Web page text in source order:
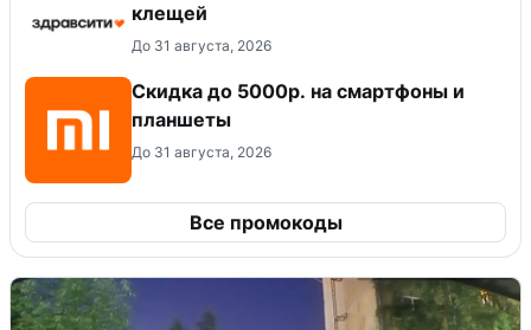
клещей
До 31 августа, 2026
Скидка до 5000р. на смартфоны и
планшеты
До 31 августа, 2026
Все промокоды